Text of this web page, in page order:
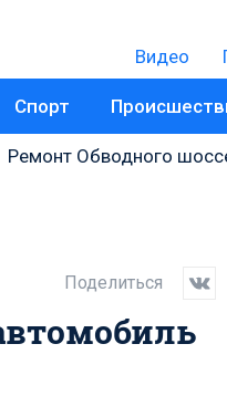
Видео
Спорт
Ремонт Обводного
Поделиться